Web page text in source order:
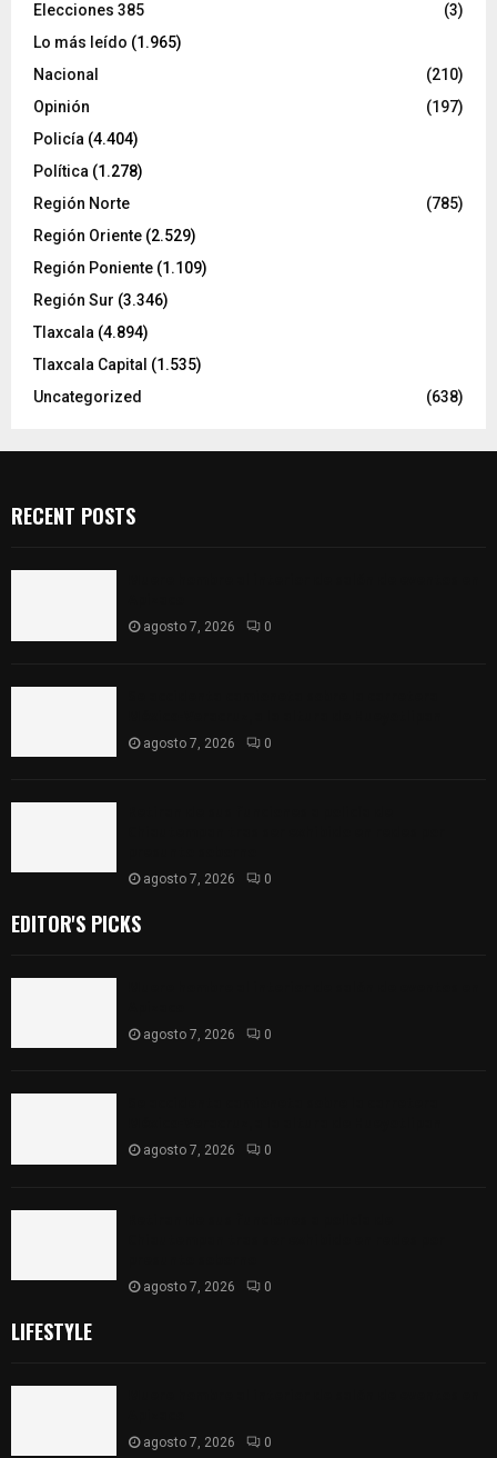
Elecciones 385
(3)
Lo más leído (1.965)
Nacional
(210)
Opinión
(197)
Policía (4.404)
Política (1.278)
Región Norte
(785)
Región Oriente (2.529)
Región Poniente (1.109)
Región Sur (3.346)
Tlaxcala (4.894)
Tlaxcala Capital (1.535)
Uncategorized
(638)
RECENT POSTS
agosto 7, 2026 0
agosto 7, 2026 0
agosto 7, 2026 0
EDITOR'S PICKS
agosto 7, 2026 0
agosto 7, 2026 0
agosto 7, 2026 0
LIFESTYLE
agosto 7, 2026 0